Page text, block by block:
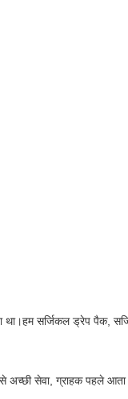
था।हम सर्जिकल ड्रेप पैक,
अच्छी सेवा, ग्राहक पहले